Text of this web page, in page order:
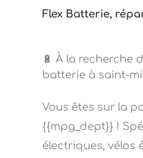
Flex Batterie,
🔋 À la recherche
batterie à saint-
Vous êtes sur la
{{mpg_dept}} !
électriques, vélos